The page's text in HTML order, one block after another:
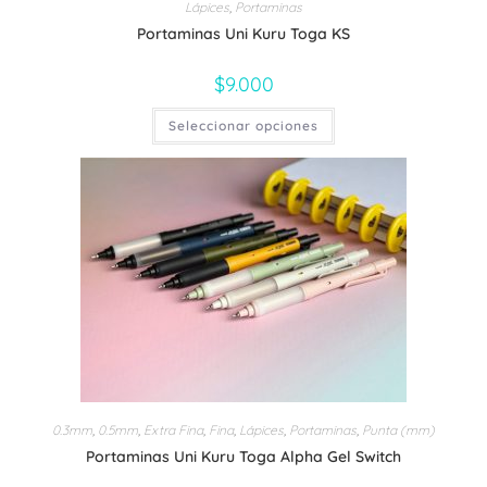
Lápices Portaminas
Portaminas Uni Kuru Toga KS
$9.000
Seleccionar opciones
Este
tiene
múltiples
Las
opciones
se
pueden
elegir
en
la
página
0.3mm, 0.5mm, Extra Fina, Fina, Lápices, Portaminas, Punta (mm)
Portaminas Uni Kuru Toga Alpha Gel Switch